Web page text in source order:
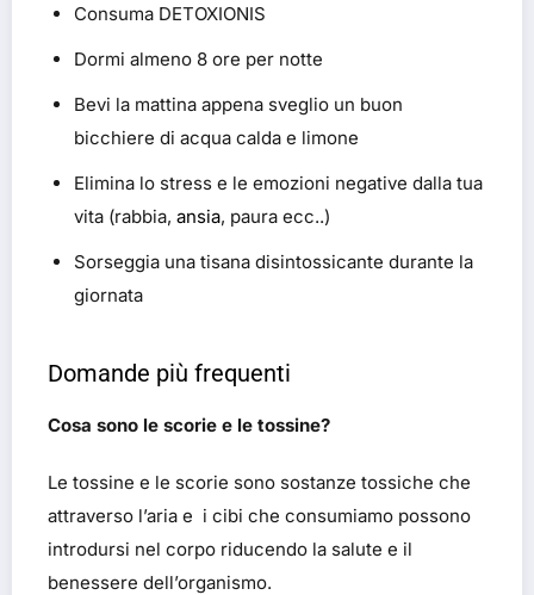
Consuma DETOXIONIS
Dormi almeno 8 ore per notte
Bevi la mattina appena sveglio un buon
bicchiere di acqua calda e limone
Elimina lo stress e le emozioni negative dalla tua
vita (rabbia, ansia, paura ecc..)
Sorseggia una tisana disintossicante durante la
giornata
Domande più frequenti
Cosa sono le scorie e le tossine?
Le tossine e le scorie sono sostanze tossiche che
attraverso l’aria e i cibi che consumiamo possono
introdursi nel corpo riducendo la salute e il
benessere dell’organismo.